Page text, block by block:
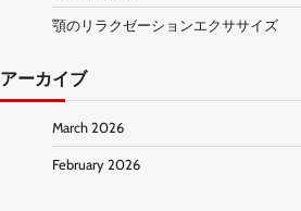
顎のリラクゼーションエクササイズ
アーカイブ
March 2026
February 2026